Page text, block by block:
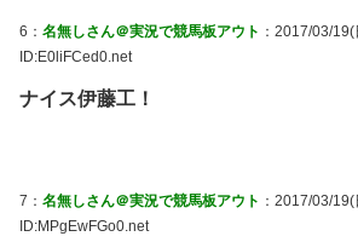
6： 名無しさん＠実況で競馬板アウト ：2017/03/
ID:E0liFCed0.net
ナイス伊藤工！
7： 名無しさん＠実況で競馬板アウト ：2017/03/
ID:MPgEwFGo0.net